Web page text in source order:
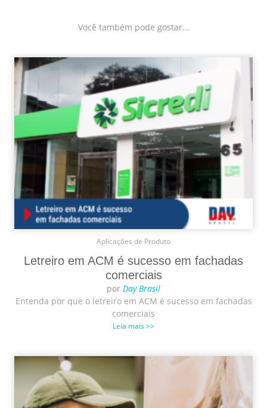
Você também pode gostar...
Aplicações de Produto
Letreiro em ACM é sucesso em fachadas
comerciais
por Day Brasil
Entenda por que o letreiro em ACM é sucesso em fachadas
comerciais
Leia mais >>